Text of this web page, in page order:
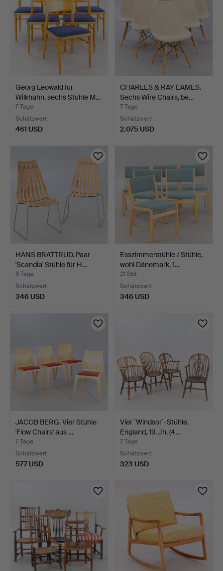
Georg Leowald für
Wilkhahn, sechs Stühle M…
7 Tage
Schätzwert
461 USD
CHARLES & RAY EAMES.
Sechs Wire Chairs, be…
7 Tage
Schätzwert
2.075 USD
HANS BRATTRUD. Paar
'Scandia' Stühle für H…
6 Tage
Schätzwert
346 USD
Esszimmerstühle / Stühle,
wohl Dänemark, 1…
21 Std
Schätzwert
346 USD
JACOB BERG. Vier Stühle
'Flow Chairs' aus …
7 Tage
Schätzwert
577 USD
Vier ´Windsor`-Stühle,
England, 19. Jh. (4…
7 Tage
Schätzwert
323 USD